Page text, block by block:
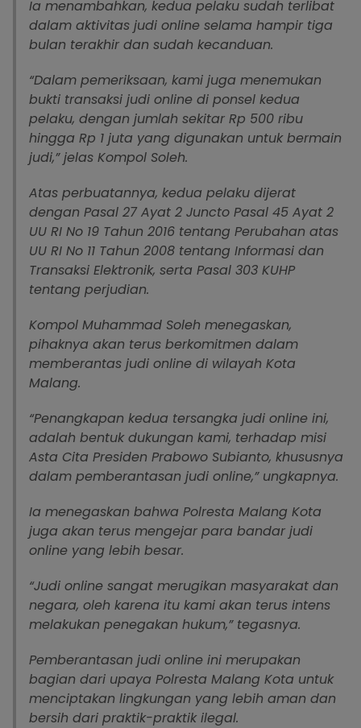
Ia menambahkan, kedua pelaku sudah terlibat
dalam aktivitas judi online selama hampir tiga
bulan terakhir dan sudah kecanduan.
“Dalam pemeriksaan, kami juga menemukan
bukti transaksi judi online di ponsel kedua
pelaku, dengan jumlah sekitar Rp 500 ribu
hingga Rp 1 juta yang digunakan untuk bermain
judi,” jelas Kompol Soleh.
Atas perbuatannya, kedua pelaku dijerat
dengan Pasal 27 Ayat 2 Juncto Pasal 45 Ayat 2
UU RI No 19 Tahun 2016 tentang Perubahan atas
UU RI No 11 Tahun 2008 tentang Informasi dan
Transaksi Elektronik, serta Pasal 303 KUHP
tentang perjudian.
Kompol Muhammad Soleh menegaskan,
pihaknya akan terus berkomitmen dalam
memberantas judi online di wilayah Kota
Malang.
“Penangkapan kedua tersangka judi online ini,
adalah bentuk dukungan kami, terhadap misi
Asta Cita Presiden Prabowo Subianto, khususnya
dalam pemberantasan judi online,” ungkapnya.
Ia menegaskan bahwa Polresta Malang Kota
juga akan terus mengejar para bandar judi
online yang lebih besar.
“Judi online sangat merugikan masyarakat dan
negara, oleh karena itu kami akan terus intens
melakukan penegakan hukum,” tegasnya.
Pemberantasan judi online ini merupakan
bagian dari upaya Polresta Malang Kota untuk
menciptakan lingkungan yang lebih aman dan
bersih dari praktik-praktik ilegal.